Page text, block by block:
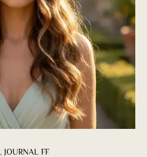
, JOURNAL FF